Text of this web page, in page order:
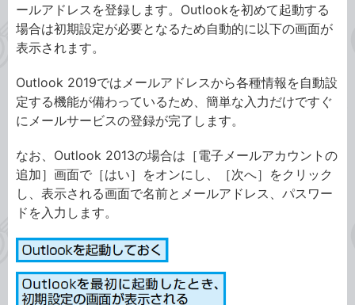
ールアドレスを登録します。Outlookを初めて起動する
場合は初期設定が必要となるため自動的に以下の画面が
表示されます。
Outlook 2019ではメールアドレスから各種情報を自動設
定する機能が備わっているため、簡単な入力だけですぐ
にメールサービスの登録が完了します。
なお、Outlook 2013の場合は［電子メールアカウントの
追加］画面で［はい］をオンにし、［次へ］をクリック
し、表示される画面で名前とメールアドレス、パスワー
ドを入力します。